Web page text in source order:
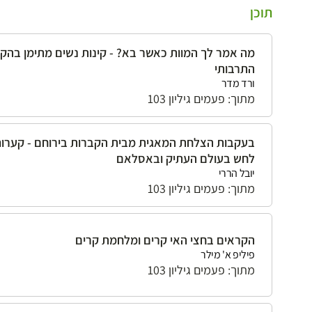
תוכן
מה אמר לך המוות כאשר בא? - קינות נשים מתימן
התרבותי
ורד מדר
מתוך: פעמים גיליון 103
בעקבות הצלחת המאגית מבית הקברות בירוחם -
לחש בעולם העתיק ובאסלאם
יובל הררי
מתוך: פעמים גיליון 103
הקראים בחצי האי קרים ומלחמת קרים
פיליפ א' מילר
מתוך: פעמים גיליון 103